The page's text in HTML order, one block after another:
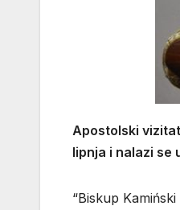
Apostolski
lipnja i nalazi se
“Biskup